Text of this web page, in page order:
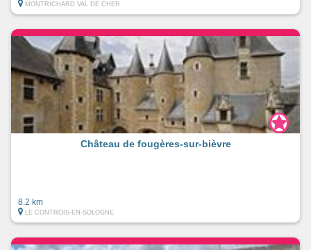
MONTRICHARD VAL DE CHER
Château de fougères-sur-bièvre
8.2 km
LE CONTROIS-EN-SOLOGNE